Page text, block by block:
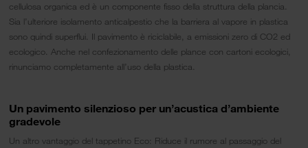
cellulosa organica ed è un componente fisso della struttura della plancia.
Sia l’ulteriore isolamento anticalpestio che la barriera al vapore in plastica
sono quindi superflui. Il pavimento è riciclabile, a emissioni zero di CO2 ed
ecologico. Anche nel confezionamento delle plance con cartoni ecologici,
rinunciamo completamente all’uso della plastica.
Un pavimento silenzioso per un’acustica d’ambiente
gradevole
Un altro vantaggio del tappetino Eco: Riduce il rumore al passaggio del